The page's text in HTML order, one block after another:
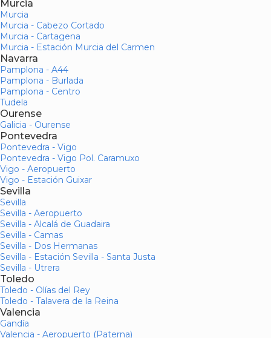
Murcia
Murcia
Murcia - Cabezo Cortado
Murcia - Cartagena
Murcia - Estación Murcia del Carmen
Navarra
Pamplona - A44
Pamplona - Burlada
Pamplona - Centro
Tudela
Ourense
Galicia - Ourense
Pontevedra
Pontevedra - Vigo
Pontevedra - Vigo Pol. Caramuxo
Vigo - Aeropuerto
Vigo - Estación Guixar
Sevilla
Sevilla
Sevilla - Aeropuerto
Sevilla - Alcalá de Guadaira
Sevilla - Camas
Sevilla - Dos Hermanas
Sevilla - Estación Sevilla - Santa Justa
Sevilla - Utrera
Toledo
Toledo - Olías del Rey
Toledo - Talavera de la Reina
Valencia
Gandía
Valencia - Aeropuerto (Paterna)